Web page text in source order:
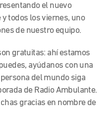
el nuevo
todos los viernes, uno
de nuestro equipo.
gratuitas: ahí estamos
ayúdanos con una
del mundo siga
de Radio Ambulante.
gracias en nombre de